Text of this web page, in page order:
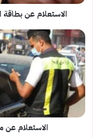
الاستعلام عن بطاقة
الاستعلام
عن
مخالفات
المرور..رابط
متاح
الاستعلام عن